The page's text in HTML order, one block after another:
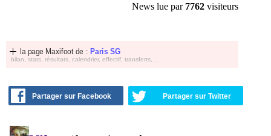
News lue par 7762 visiteurs
la page Maxifoot de : Paris SG
bilan, stats, résultats, calendrier, effectif, transferts, ...
Partager sur Facebook Partager sur Twitter